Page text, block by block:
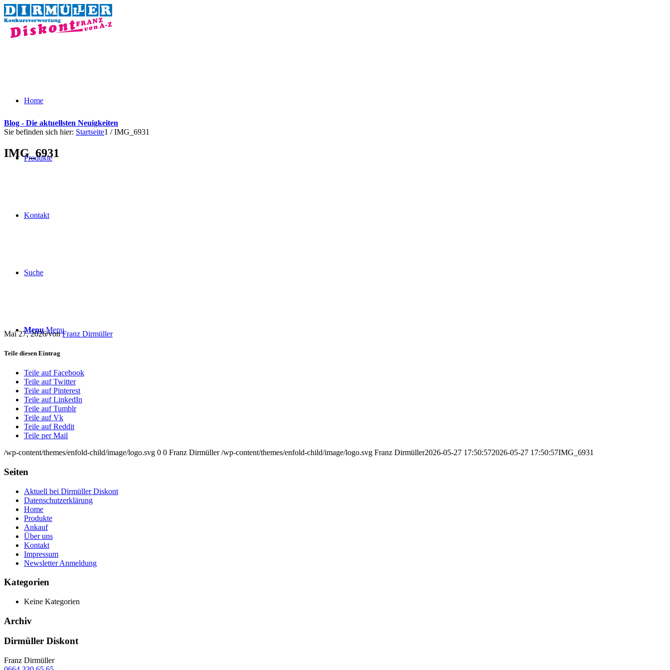
Home
Produkte
Kontakt
Suche
Menu Menu
Blog - Die aktuellsten Neuigkeiten
Sie befinden sich hier: Startseite1 / IMG_6931
IMG_6931
Mai 27, 2026/vonFranz Dirmüller
Teile diesen Eintrag
Teile auf Facebook
Teile auf Twitter
Teile auf Pinterest
Teile auf LinkedIn
Teile auf Tumblr
Teile auf Vk
Teile auf Reddit
Teile per Mail
/wp-content/themes/enfold-child/image/logo.svg 0 0 Franz Dirmüller /wp-content/themes/enfold-child/image/logo.svg Franz Dirmüller2026-05-27 17:50:572026-05-27 17:50:57IMG_6931
Seiten
Aktuell bei Dirmüller Diskont
Datenschutzerklärung
Home
Produkte
Ankauf
Über uns
Kontakt
Impressum
Newsletter Anmeldung
Kategorien
Keine Kategorien
Archiv
Dirmüller Diskont
Franz Dirmüller